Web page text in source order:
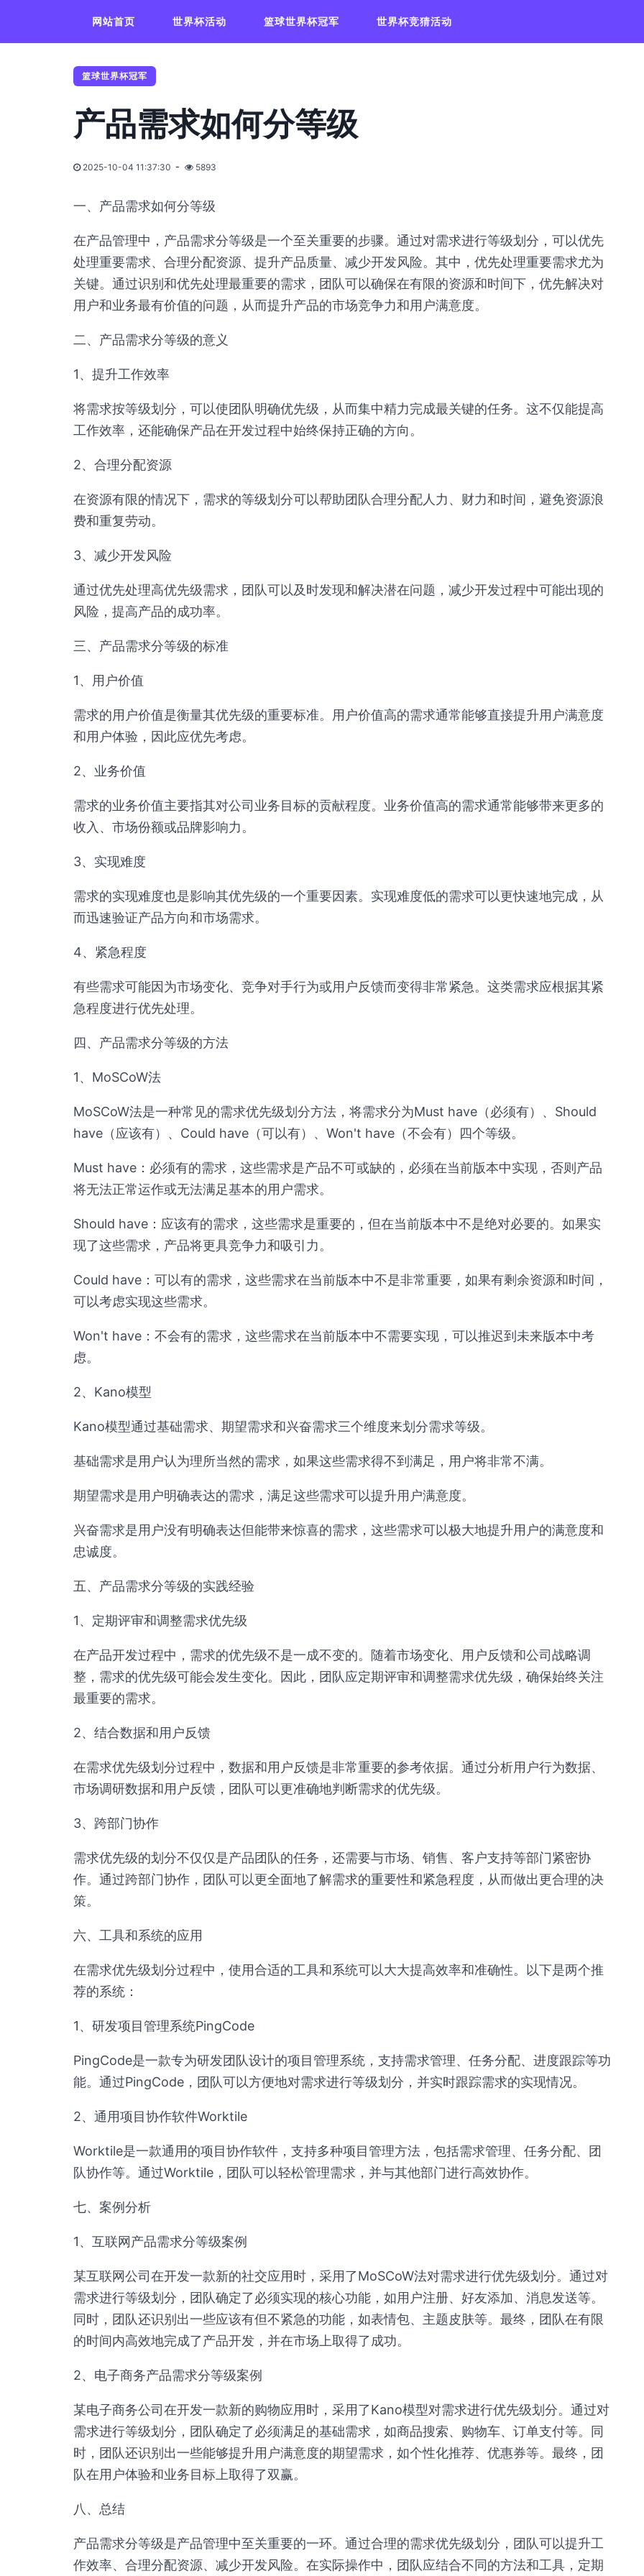
网站首页 世界杯活动 篮球世界杯冠军 世界杯竞猜活动
篮球世界杯冠军
产品需求如何分等级
2025-10-04 11:37:30 5893
一、产品需求如何分等级
在产品管理中，产品需求分等级是一个至关重要的步骤。通过对需求进行等级划分，可以优先
处理重要需求、合理分配资源、提升产品质量、减少开发风险。其中，优先处理重要需求尤为
关键。通过识别和优先处理最重要的需求，团队可以确保在有限的资源和时间下，优先解决对
用户和业务最有价值的问题，从而提升产品的市场竞争力和用户满意度。
二、产品需求分等级的意义
1、提升工作效率
将需求按等级划分，可以使团队明确优先级，从而集中精力完成最关键的任务。这不仅能提高
工作效率，还能确保产品在开发过程中始终保持正确的方向。
2、合理分配资源
在资源有限的情况下，需求的等级划分可以帮助团队合理分配人力、财力和时间，避免资源浪
费和重复劳动。
3、减少开发风险
通过优先处理高优先级需求，团队可以及时发现和解决潜在问题，减少开发过程中可能出现的
风险，提高产品的成功率。
三、产品需求分等级的标准
1、用户价值
需求的用户价值是衡量其优先级的重要标准。用户价值高的需求通常能够直接提升用户满意度
和用户体验，因此应优先考虑。
2、业务价值
需求的业务价值主要指其对公司业务目标的贡献程度。业务价值高的需求通常能够带来更多的
收入、市场份额或品牌影响力。
3、实现难度
需求的实现难度也是影响其优先级的一个重要因素。实现难度低的需求可以更快速地完成，从
而迅速验证产品方向和市场需求。
4、紧急程度
有些需求可能因为市场变化、竞争对手行为或用户反馈而变得非常紧急。这类需求应根据其紧
急程度进行优先处理。
四、产品需求分等级的方法
1、MoSCoW法
MoSCoW法是一种常见的需求优先级划分方法，将需求分为Must have（必须有）、Should
have（应该有）、Could have（可以有）、Won't have（不会有）四个等级。
Must have：必须有的需求，这些需求是产品不可或缺的，必须在当前版本中实现，否则产品
将无法正常运作或无法满足基本的用户需求。
Should have：应该有的需求，这些需求是重要的，但在当前版本中不是绝对必要的。如果实
现了这些需求，产品将更具竞争力和吸引力。
Could have：可以有的需求，这些需求在当前版本中不是非常重要，如果有剩余资源和时间，
可以考虑实现这些需求。
Won't have：不会有的需求，这些需求在当前版本中不需要实现，可以推迟到未来版本中考
虑。
2、Kano模型
Kano模型通过基础需求、期望需求和兴奋需求三个维度来划分需求等级。
基础需求是用户认为理所当然的需求，如果这些需求得不到满足，用户将非常不满。
期望需求是用户明确表达的需求，满足这些需求可以提升用户满意度。
兴奋需求是用户没有明确表达但能带来惊喜的需求，这些需求可以极大地提升用户的满意度和
忠诚度。
五、产品需求分等级的实践经验
1、定期评审和调整需求优先级
在产品开发过程中，需求的优先级不是一成不变的。随着市场变化、用户反馈和公司战略调
整，需求的优先级可能会发生变化。因此，团队应定期评审和调整需求优先级，确保始终关注
最重要的需求。
2、结合数据和用户反馈
在需求优先级划分过程中，数据和用户反馈是非常重要的参考依据。通过分析用户行为数据、
市场调研数据和用户反馈，团队可以更准确地判断需求的优先级。
3、跨部门协作
需求优先级的划分不仅仅是产品团队的任务，还需要与市场、销售、客户支持等部门紧密协
作。通过跨部门协作，团队可以更全面地了解需求的重要性和紧急程度，从而做出更合理的决
策。
六、工具和系统的应用
在需求优先级划分过程中，使用合适的工具和系统可以大大提高效率和准确性。以下是两个推
荐的系统：
1、研发项目管理系统PingCode
PingCode是一款专为研发团队设计的项目管理系统，支持需求管理、任务分配、进度跟踪等功
能。通过PingCode，团队可以方便地对需求进行等级划分，并实时跟踪需求的实现情况。
2、通用项目协作软件Worktile
Worktile是一款通用的项目协作软件，支持多种项目管理方法，包括需求管理、任务分配、团
队协作等。通过Worktile，团队可以轻松管理需求，并与其他部门进行高效协作。
七、案例分析
1、互联网产品需求分等级案例
某互联网公司在开发一款新的社交应用时，采用了MoSCoW法对需求进行优先级划分。通过对
需求进行等级划分，团队确定了必须实现的核心功能，如用户注册、好友添加、消息发送等。
同时，团队还识别出一些应该有但不紧急的功能，如表情包、主题皮肤等。最终，团队在有限
的时间内高效地完成了产品开发，并在市场上取得了成功。
2、电子商务产品需求分等级案例
某电子商务公司在开发一款新的购物应用时，采用了Kano模型对需求进行优先级划分。通过对
需求进行等级划分，团队确定了必须满足的基础需求，如商品搜索、购物车、订单支付等。同
时，团队还识别出一些能够提升用户满意度的期望需求，如个性化推荐、优惠券等。最终，团
队在用户体验和业务目标上取得了双赢。
八、总结
产品需求分等级是产品管理中至关重要的一环。通过合理的需求优先级划分，团队可以提升工
作效率、合理分配资源、减少开发风险。在实际操作中，团队应结合不同的方法和工具，定期